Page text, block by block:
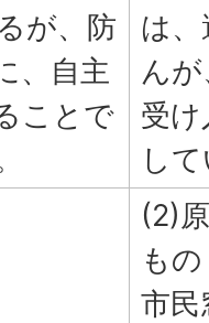
が、防
、自主
ことで
は
ん
受
し
(2)
もの
市民